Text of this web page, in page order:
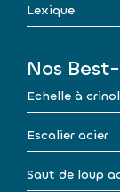
Lexique
Nos
Echelle à
Escalier acier
Saut de loup